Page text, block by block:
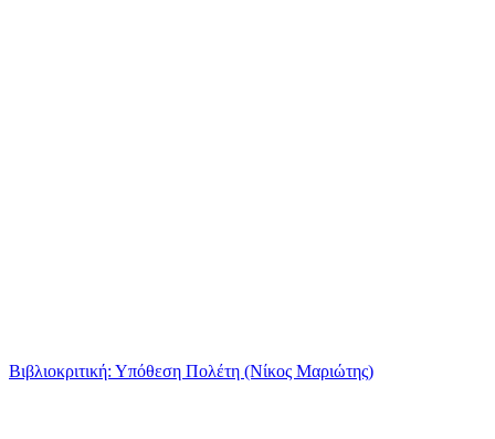
Βιβλιοκριτική: Υπόθεση Πολέτη (Νίκος Μαριώτης)